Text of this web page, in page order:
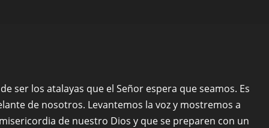
ser los atalayas que el Señor espera que seamos. Es
de nosotros. Levantemos la voz y mostremos a
de nuestro Dios y que se preparen con un